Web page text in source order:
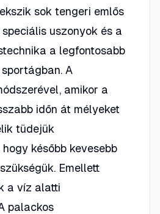
sok tengeri emlős
uszonyok és a
a legfontosabb
A
amikor a
időn át mélyeket
tüdejük
később kevesebb
Emellett
a víz alatti
palackos